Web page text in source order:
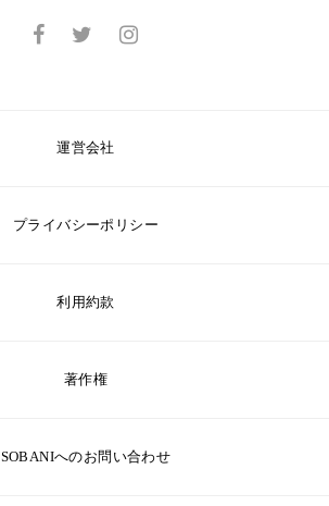
運営会社
プライバシーポリシー
利用約款
著作権
SOBANIへのお問い合わせ